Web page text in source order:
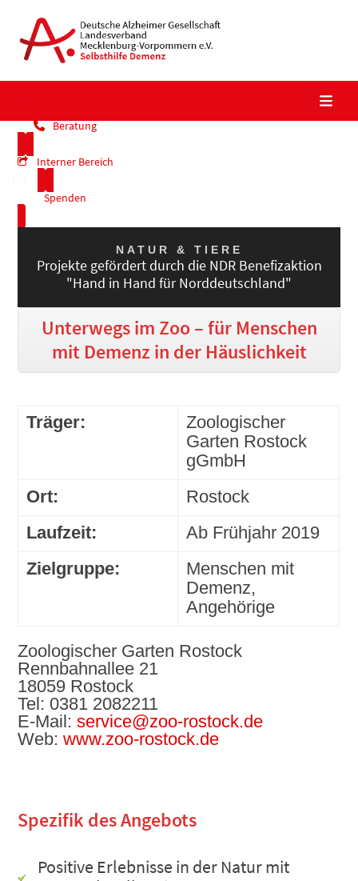
content
Beratung
Interner Bereich
Spenden
NATUR & TIERE
Projekte gefördert durch die NDR Benefizaktion
"Hand in Hand für Norddeutschland"
Unterwegs im Zoo – für Menschen
mit Demenz in der Häuslichkeit
Träger:
Zoologischer
Garten Rostock
gGmbH
Ort:
Rostock
Laufzeit:
Ab Frühjahr 2019
Zielgruppe:
Menschen mit
Demenz,
Angehörige
Zoologischer Garten Rostock
Rennbahnallee 21
18059 Rostock
Tel: 0381 2082211
E-Mail:service@zoo-rostock.de
Web:www.zoo-rostock.de
Spezifik des Angebots
Positive Erlebnisse in der Natur mit